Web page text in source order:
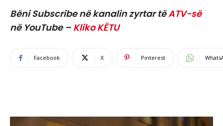
Bëni Subscribe në kanalin zyrtar tëATV-së
në YouTube – Kliko KËTU
Facebook X Pinterest